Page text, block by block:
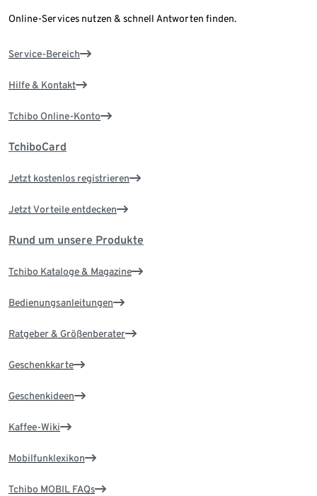
Online-Services nutzen & schnell Antworten finden.
Service-Bereich
Hilfe & Kontakt
Tchibo Online-Konto
TchiboCard
Jetzt kostenlos registrieren
Jetzt Vorteile entdecken
Rund um unsere Produkte
Tchibo Kataloge & Magazine
Bedienungsanleitungen
Ratgeber & Größenberater
Geschenkkarte
Geschenkideen
Kaffee-Wiki
Mobilfunklexikon
Tchibo MOBIL FAQs